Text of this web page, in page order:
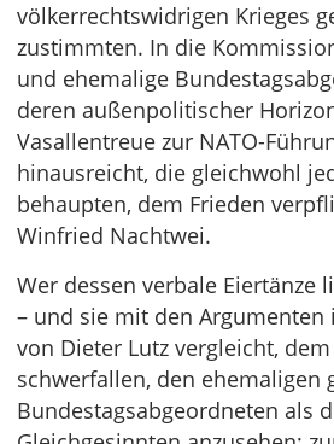
völkerrechtswidrigen Krieges
zustimmten. In die
und ehemalige
deren außenpolitischer
Vasallentreue zur NATO-
hinausreicht, die gleichwohl
behaupten, dem Frieden
Winfried Nachtwei.
Wer dessen verbale Eiertänze
– und sie mit den
von Dieter Lutz vergleicht,
schwerfallen, den ehemaligen
Bundestagsabgeordneten als